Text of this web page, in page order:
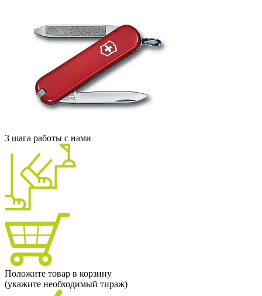
3 шага работы с нами
Положите товар в корзину
(укажите необходимый тираж)